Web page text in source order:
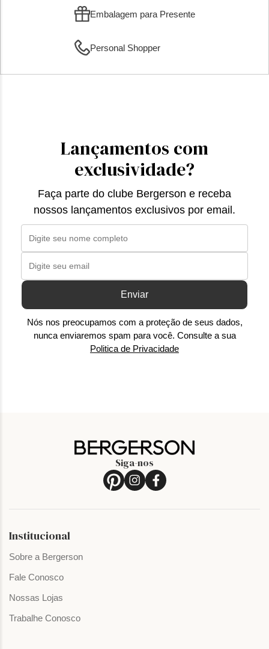
Embalagem para Presente
Personal Shopper
Lançamentos com
exclusividade?
Faça parte do clube Bergerson e receba
nossos lançamentos exclusivos por email.
Enviar
Nós nos preocupamos com a proteção de seus dados,
nunca enviaremos spam para você. Consulte a sua
Politica de Privacidade
Siga-nos
Institucional
Sobre a Bergerson
Fale Conosco
Nossas Lojas
Trabalhe Conosco